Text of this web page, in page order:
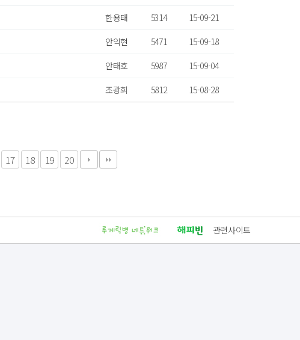
한용태 5314
15-09-21
안익현 5471
15-09-18
안태호 5987
15-09-04
조광희 5812 15-08-28
17 18 19 20
관련사이트